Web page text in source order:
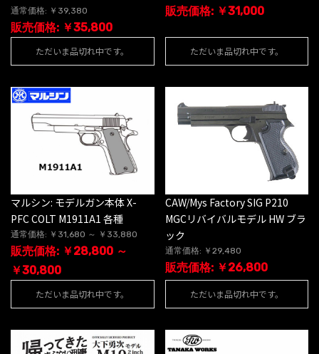
通常価格: ￥39,380
販売価格: ￥35,800
ただいま品切れ中です。
販売価格: ￥31,000
ただいま品切れ中です。
マルシン: モデルガン本体 X-
PFC COLT M1911A1 各種
通常価格: ￥31,680 ～ ￥33,880
販売価格: ￥28,800 ～
￥30,800
ただいま品切れ中です。
CAW/Mys Factory SIG P210
MGCリバイバルモデル HW ブラ
ック
通常価格: ￥29,480
販売価格: ￥26,800
ただいま品切れ中です。